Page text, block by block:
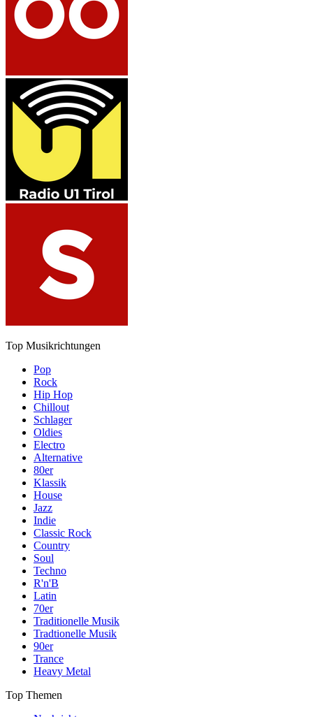
Top Musikrichtungen
Pop
Rock
Hip Hop
Chillout
Schlager
Oldies
Electro
Alternative
80er
Klassik
House
Jazz
Indie
Classic Rock
Country
Soul
Techno
R'n'B
Latin
70er
Traditionelle Musik
Tradtionelle Musik
90er
Trance
Heavy Metal
Top Themen